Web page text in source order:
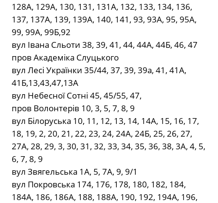
128А, 129А, 130, 131, 131А, 132, 133, 134, 136,
137, 137А, 139, 139А, 140, 141, 93, 93А, 95, 95А,
99, 99А, 99Б,92
вул Івана Сльоти 38, 39, 41, 44, 44А, 44Б, 46, 47
пров Академіка Слуцького
вул Лесі Українки 35/44, 37, 39, 39а, 41, 41А,
41Б,13,43,47,13А
вул Небесної Сотні 45, 45/55, 47,
пров Волонтерів 10, 3, 5, 7, 8, 9
вул Білоруська 10, 11, 12, 13, 14, 14А, 15, 16, 17,
18, 19, 2, 20, 21, 22, 23, 24, 24А, 24Б, 25, 26, 27,
27А, 28, 29, 3, 30, 31, 32, 33, 34, 35, 36, 38, 3А, 4, 5,
6, 7, 8, 9
вул Звягельська 1А, 5, 7А, 9, 9/1
вул Покровська 174, 176, 178, 180, 182, 184,
184А, 186, 186А, 188, 188А, 190, 192, 194А, 196,